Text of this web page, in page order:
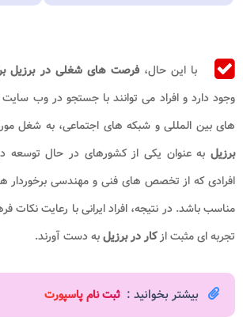
با این حال،فرصت های شغلی در برزیل
وجود دارد و افراد می توانند با جستجو در وب
های بین المللی و شبکه های اجتماعی، به شغل
برزیل به عنوان یکی از کشورهای در حال توسعه
افرادی که از تخصص های فنی و مهندسی برخوردار
مناسب باشد. در نتیجه، افراد ایرانی با رعایت نکات
تجربه ای مثبت ازکار در برزیلبه دست آورند.
بیشتر بخوانید : ثبت نام پاسپورت